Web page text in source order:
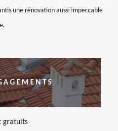
une rénovation aussi impeccable
gratuits